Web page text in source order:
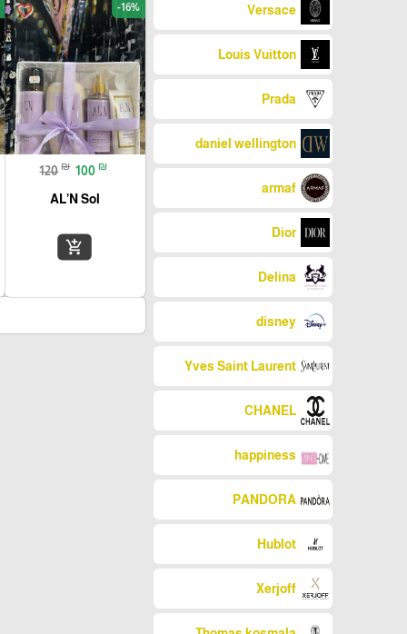
Versace
Louis Vuitton
Prada
daniel wellington
armaf
Dior
Delina
disney
Yves Saint Laurent
CHANEL
happiness
PANDORA
Hublot
Xerjoff
favorite_border -16%
120 ₪ 100 ₪
AL’N Sol
add_shopping_cart